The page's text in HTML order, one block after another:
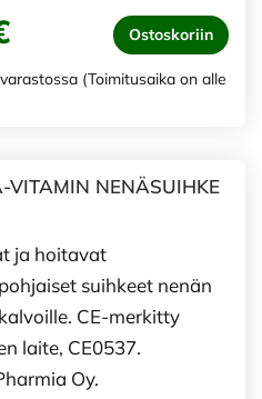
Ostoskoriin
(Toimitusaika on alle
VITAMIN NENÄSUIHKE
ja hoitavat
suihkeet nenän
CE-merkitty
laite, CE0537.
Oy.